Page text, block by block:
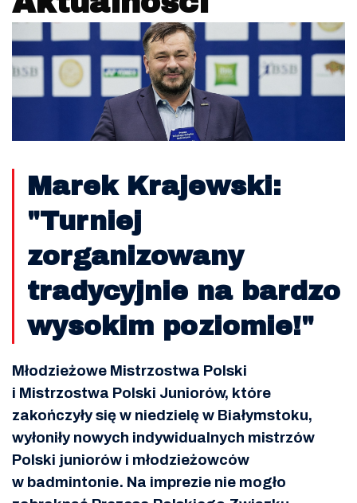
Marek Krajewski:
"Turniej
zorganizowany
tradycyjnie na bardzo
wysokim poziomie!"
Młodzieżowe Mistrzostwa Polski
i Mistrzostwa Polski Juniorów, które
zakończyły się w niedzielę w Białymstoku,
wyłoniły nowych indywidualnych mistrzów
Polski juniorów i młodzieżowców
w badmintonie. Na imprezie nie mogło